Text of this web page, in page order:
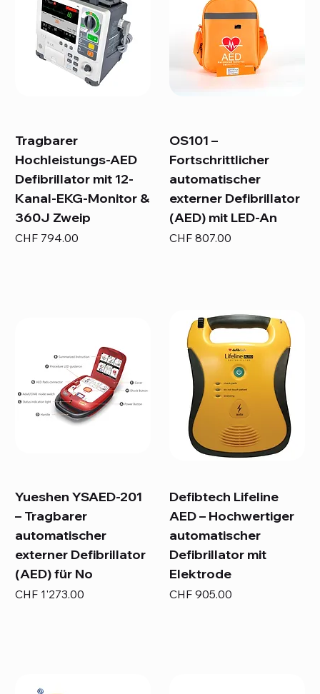
Tragbarer
Hochleistungs-AED
Defibrillator mit 12-
Kanal-EKG-Monitor &
360J Zweip
Preis
CHF 794.00
OS101 –
Fortschrittlicher
automatischer
externer Defibrillator
(AED) mit LED-An
Preis
CHF 807.00
Yueshen YSAED-201
– Tragbarer
automatischer
externer Defibrillator
(AED) für No
Preis
CHF 1'273.00
Defibtech Lifeline
AED – Hochwertiger
automatischer
Defibrillator mit
Elektrode
Preis
CHF 905.00